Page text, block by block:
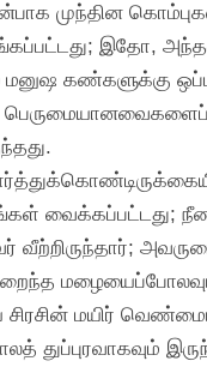
முந்தின
இதோ,
மனுஷ கண்களுக்கு
வைக்கப்பட்டது;
வீற்றிருந்தார்;
மயிர்
துப்புரவாகவும்